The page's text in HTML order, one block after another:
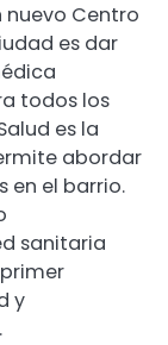
nuevo Centro
es dar
todos los
es la
abordar
en el barrio.
sanitaria
y